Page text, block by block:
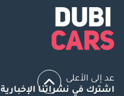
عد إلى الأعلى
اشترك في نشراتنا الإخبارية